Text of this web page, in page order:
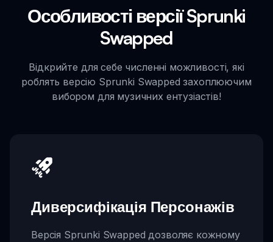
Особливості версії Sprunki
Swapped
Відкрийте для себе численні можливості, які
роблять версію Sprunki Swapped захоплюючим
вибором для музичних ентузіастів!
Диверсифікація Персонажів
Версія Sprunki Swapped дозволяє кожному